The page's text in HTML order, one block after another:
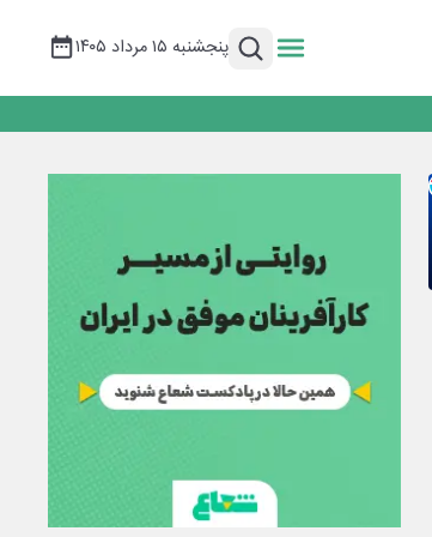
پنجشنبه ۱۵ مرداد ۱۴۰۵